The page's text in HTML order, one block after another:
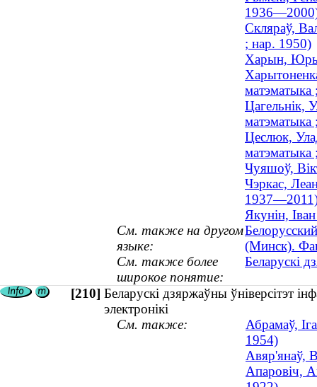
Скляраў,
; нар. 1950)
Харын,
Цагельнік,
матэматыка
Цеслюк,
Чуяшоў,
Чэркас,
Якунін,
См. также на другом
языке:
(Минск).
См. также более
широкое понятие:
Беларускі
[210] Беларускі дзяржаўны ўніверсітэт
электронікі
См. также:
Абрамаў,
1954)
Авяр'янаў,
Апаровіч,